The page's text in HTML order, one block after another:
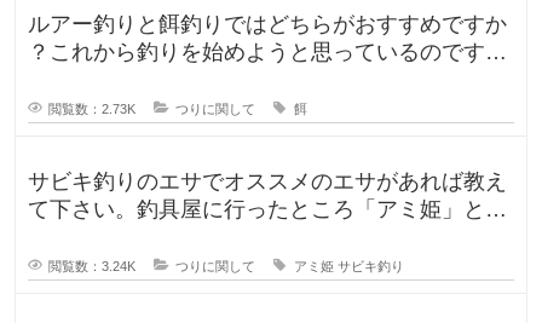
ルアー釣りと餌釣りではどちらがおすすめですか
？これから釣りを始めようと思っているのです
閲覧数：2.73K つりに関して 餌
サビキ釣りのエサでオススメのエサがあれば教え
て下さい。釣具屋に行ったところ「アミ姫」とい
閲覧数：3.24K つりに関して アミ姫 サビキ釣り